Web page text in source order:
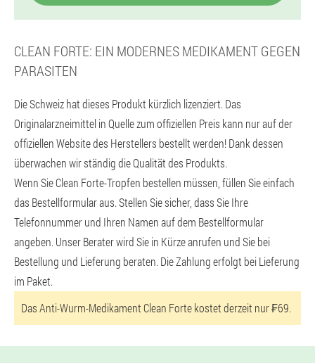
CLEAN FORTE: EIN MODERNES MEDIKAMENT GEGEN
PARASITEN
Die Schweiz hat dieses Produkt kürzlich lizenziert. Das
Originalarzneimittel in Quelle zum offiziellen Preis kann nur auf der
offiziellen Website des Herstellers bestellt werden! Dank dessen
überwachen wir ständig die Qualität des Produkts.
Wenn Sie Clean Forte-Tropfen bestellen müssen, füllen Sie einfach
das Bestellformular aus. Stellen Sie sicher, dass Sie Ihre
Telefonnummer und Ihren Namen auf dem Bestellformular
angeben. Unser Berater wird Sie in Kürze anrufen und Sie bei
Bestellung und Lieferung beraten. Die Zahlung erfolgt bei Lieferung
im Paket.
Das Anti-Wurm-Medikament Clean Forte kostet derzeit nur ₣69.